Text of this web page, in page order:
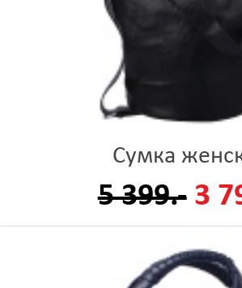
Сумка
5 399.- 3